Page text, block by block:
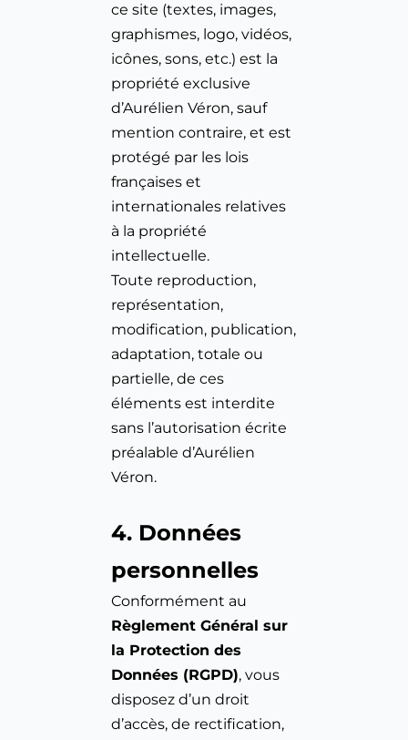
ce site (textes, images,
graphismes, logo, vidéos,
icônes, sons, etc.) est la
propriété exclusive
d’Aurélien Véron, sauf
mention contraire, et est
protégé par les lois
françaises et
internationales relatives
à la propriété
intellectuelle.
Toute reproduction,
représentation,
modification, publication,
adaptation, totale ou
partielle, de ces
éléments est interdite
sans l’autorisation écrite
préalable d’Aurélien
Véron.
4. Données
personnelles
Règlement Général sur
la Protection des
Données (RGPD), vous
disposez d’un droit
d’accès, de rectification,